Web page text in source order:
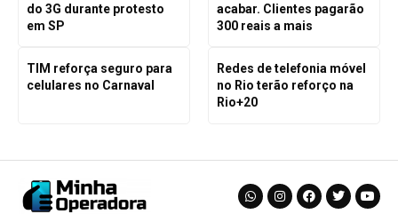
do 3G durante protesto
em SP
acabar. Clientes pagarão
300 reais a mais
TIM reforça seguro para
celulares no Carnaval
Redes de telefonia móvel
no Rio terão reforço na
Rio+20